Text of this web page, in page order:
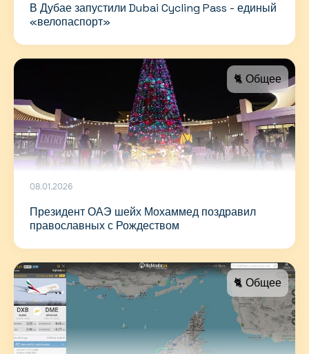
В Дубае запустили Dubai Cycling Pass - единый
«велопаспорт»
🐈 Общее
08.01.2026
Президент ОАЭ шейх Мохаммед поздравил
православных с Рождеством
🐈 Общее